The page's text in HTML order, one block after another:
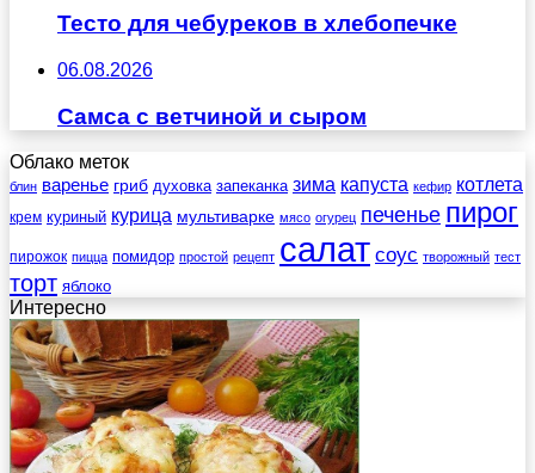
Тесто для чебуреков в хлебопечке
06.08.2026
Самса с ветчиной и сыром
Облако меток
блин варенье гриб духовка запеканка зима капуста кефир котлета
крем куриный курица мультиварке мясо огурец печенье пирог
пирожок пицца помидор простой рецепт салат соус творожный тест
торт яблоко
Интересно